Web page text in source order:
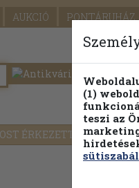
AUKCIÓ PONTÁRUHÁZ
ÉRKEZETT
(1)
teszi az